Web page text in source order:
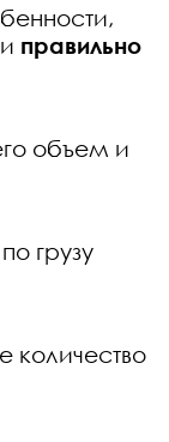
правильно
объем и
грузу
количество